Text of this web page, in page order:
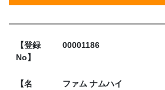
【登録
No】
00001186
【名
ファム ナムハイ